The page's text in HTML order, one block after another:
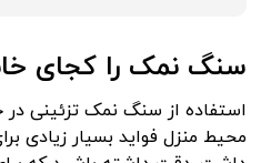
سنگ نمک را کجای
استفاده از سنگ نمک تزئینی در
محیط منزل فواید بسیار زیادی